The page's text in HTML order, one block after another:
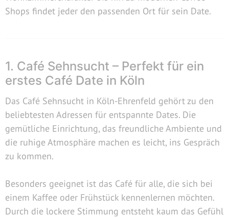
Shops findet jeder den passenden Ort für sein Date.
1. Café Sehnsucht – Perfekt für ein
erstes Café Date in Köln
Das Café Sehnsucht in Köln-Ehrenfeld gehört zu den
beliebtesten Adressen für entspannte Dates. Die
gemütliche Einrichtung, das freundliche Ambiente und
die ruhige Atmosphäre machen es leicht, ins Gespräch
zu kommen.
Besonders geeignet ist das Café für alle, die sich bei
einem Kaffee oder Frühstück kennenlernen möchten.
Durch die lockere Stimmung entsteht kaum das Gefühl